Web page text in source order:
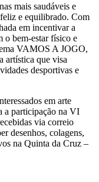
mais saudáveis e
e equilibrado. Com
em incentivar a
o bem-estar físico e
VAMOS A JOGO,
artística que visa
desportivas e
em arte
a participação na VI
via correio
desenhos, colagens,
na Quinta da Cruz –